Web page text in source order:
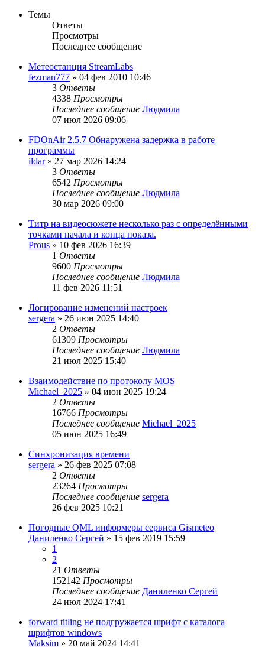
Темы
Ответы
Просмотры
Последнее сообщение
Метеостанция StreamLabs
fezman777 » 04 фев 2010 10:46
3 Ответы
4338 Просмотры
Последнее сообщение Людмила
07 июл 2026 09:06
FDOnAir 2.5.7 Обнаружена задержка в работе
программы
ildar» 27 мар 2026 14:24
3 Ответы
6542 Просмотры
Последнее сообщение Людмила
30 мар 2026 09:00
Титр на видеосюжете несколько раз с определёнными
точками начала и конца показа.
Prous » 10 фев 2026 16:39
1 Ответы
9600 Просмотры
Последнее сообщение Людмила
11 фев 2026 11:51
Логирование изменений настроек
sergera » 26 июн 2025 14:40
2 Ответы
61309 Просмотры
Последнее сообщение Людмила
21 июл 2025 15:40
Взаимодействие по протоколу MOS
Michael_2025 » 04 июн 2025 19:24
2 Ответы
16766 Просмотры
Последнее сообщение Michael_2025
05 июн 2025 16:49
Синхронизация времени
sergera » 26 фев 2025 07:08
2 Ответы
23264 Просмотры
Последнее сообщение sergera
26 фев 2025 10:21
Погодные QML информеры сервиса Gismeteo
Даниленко Сергей » 15 фев 2019 15:59
1
2
21 Ответы
152142 Просмотры
Последнее сообщение Даниленко Сергей
24 июл 2024 17:41
forward titling не подгружается шрифт с каталога
шрифтов windows
Maksim » 20 май 2024 14:41